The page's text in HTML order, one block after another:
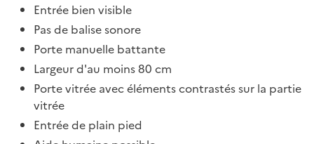
Entrée bien visible
Pas de balise sonore
Porte manuelle battante
Largeur d'au moins 80 cm
Porte vitrée avec éléments contrastés sur la partie
vitrée
Entrée de plain pied